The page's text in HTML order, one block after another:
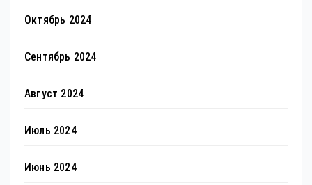
Октябрь 2024
Сентябрь 2024
Август 2024
Июль 2024
Июнь 2024